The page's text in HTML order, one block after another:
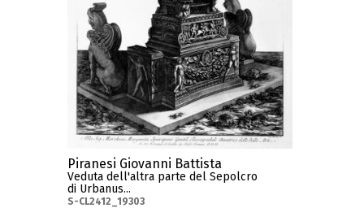
Piranesi Giovanni Battista
Veduta dell'altra parte del Sepolcro
di Urbanus...
S-CL2412_19303